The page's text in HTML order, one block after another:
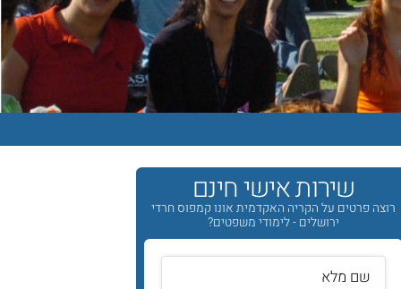
שירות אישי חינם
רוצה פרטים על הקריה האקדמית אונו קמפוס חרדי
ירושלים - לימודי משפטים?